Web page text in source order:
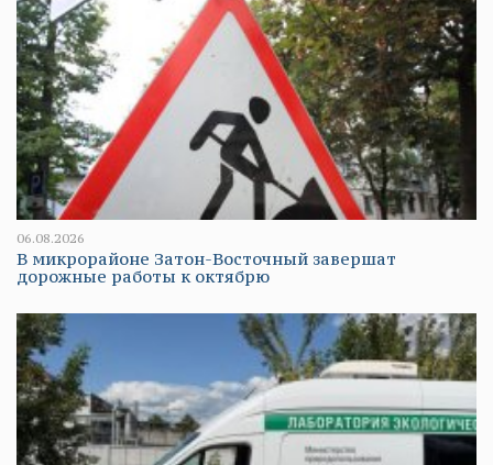
06.08.2026
В микрорайоне Затон-Восточный завершат
дорожные работы к октябрю